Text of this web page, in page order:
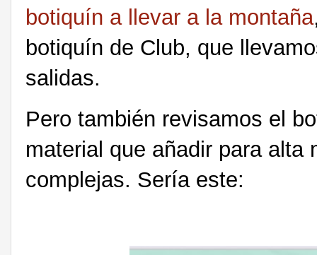
botiquín a llevar a la montaña
botiquín de Club, que
salidas.
Pero también revisamos el
material que añadir para alta
complejas. Sería este: